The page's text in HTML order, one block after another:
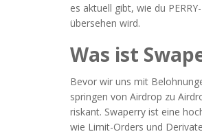
es aktuell gibt, wie du
übersehen wird.
Was ist
Bevor wir uns mit
springen von Airdrop zu
riskant. Swaperry ist eine
wie Limit-Orders und